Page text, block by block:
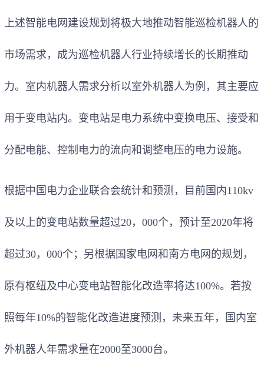
上述智能电网建设规划将极大地推动智能巡检机器人的
市场需求，成为巡检机器人行业持续增长的长期推动
力。室内机器人需求分析以室外机器人为例，其主要应
用于变电站内。变电站是电力系统中变换电压、接受和
分配电能、控制电力的流向和调整电压的电力设施。
根据中国电力企业联合会统计和预测，目前国内110kv
及以上的变电站数量超过20，000个，预计至2020年将
超过30，000个；另根据国家电网和南方电网的规划，
原有枢纽及中心变电站智能化改造率将达100%。若按
照每年10%的智能化改造进度预测，未来五年，国内室
外机器人年需求量在2000至3000台。